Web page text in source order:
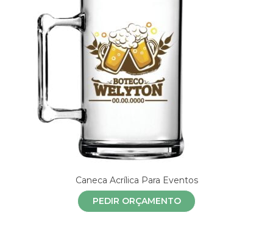
Caneca Acrílica Para Eventos
PEDIR ORÇAMENTO